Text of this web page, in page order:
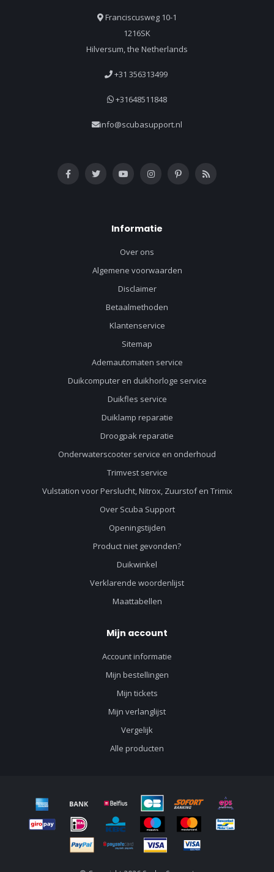
Franciscusweg 10-1
1216SK
Hilversum, the Netherlands
+31 356313499
+31648511848
info@scubasupport.nl
Informatie
Over ons
Algemene voorwaarden
Disclaimer
Betaalmethoden
Klantenservice
Sitemap
Ademautomaten service
Duikcomputer en duikhorloge service
Duikfles service
Duiklamp reparatie
Droogpak reparatie
Onderwaterscooter service en onderhoud
Trimvest service
Vulstation voor Perslucht, Nitrox, Zuurstof en Trimix
Over Scuba Support
Openingstijden
Product niet gevonden?
Duikwinkel
Verklarende woordenlijst
Maattabellen
Mijn account
Account informatie
Mijn bestellingen
Mijn tickets
Mijn verlanglijst
Vergelijk
Alle producten